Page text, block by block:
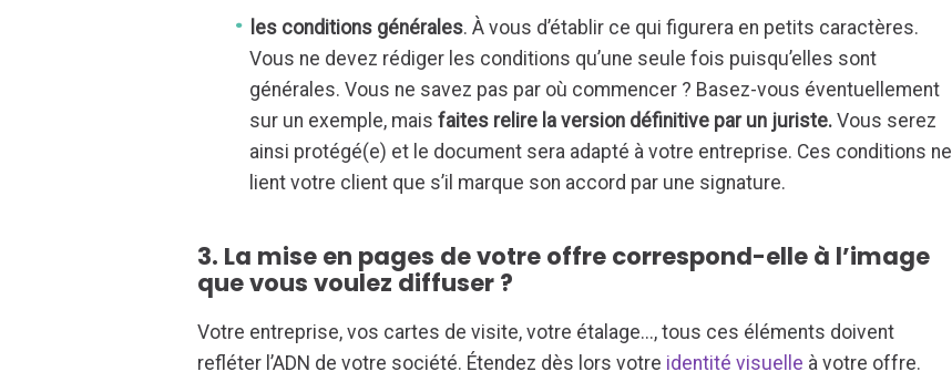
les conditions générales. À vous d’établir ce qui figurera en petits caractères.
Vous ne devez rédiger les conditions qu’une seule fois puisqu’elles sont
générales. Vous ne savez pas par où commencer ? Basez-vous éventuellement
sur un exemple, maisfaites relire la version définitive par un juriste. Vous serez
ainsi protégé(e) et le document sera adapté à votre entreprise. Ces conditions ne
lient votre client que s’il marque son accord par une signature.
3. La mise en pages de votre offre correspond-elle à l’image
que vous voulez diffuser ?
Votre entreprise, vos cartes de visite, votre étalage..., tous ces éléments doivent
refléter l’ADN de votre société. Étendez dès lors votre identité visuelle à votre offre.